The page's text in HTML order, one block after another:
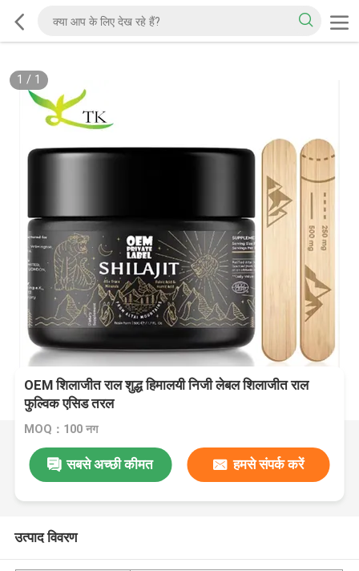
1 / 1
OEM शिलाजीत राल शुद्ध हिमालयी निजी लेबल शिलाजीत राल
फुल्विक एसिड तरल
MOQ：100 नग
सबसे अच्छी कीमत हमसे संपर्क करें
उत्पाद विवरण